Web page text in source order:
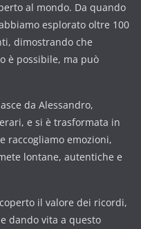
al mondo. Da quando
esplorato oltre 100
dimostrando che
è possibile, ma può
da Alessandro,
e si è trasformata in
raccogliamo emozioni,
lontane, autentiche e
il valore dei ricordi,
dando vita a questo